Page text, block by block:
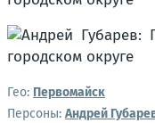
Гео: Первомайск
Персоны: Андрей